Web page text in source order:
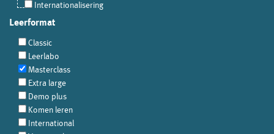
Internationalisering
Leerformat
Classic
Leerlabo
Masterclass
Extra large
Demo plus
Komen leren
International